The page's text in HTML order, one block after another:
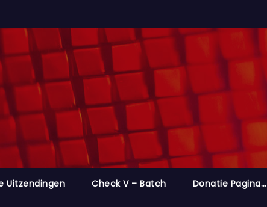
Uitzendingen Check V – Batch Donatie Pagina…